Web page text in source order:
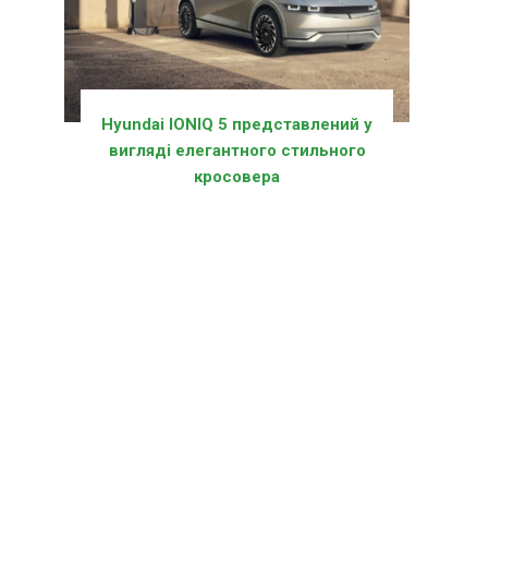
Hyundai IONIQ 5 представлений у
вигляді елегантного стильного
кросовера